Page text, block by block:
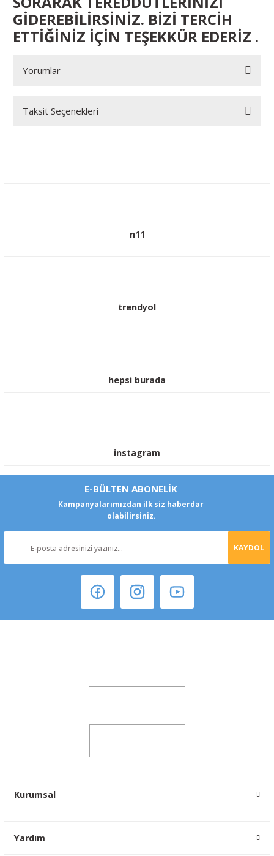
GİDEREBİLİRSİNİZ. BİZİ TERCİH
ETTİĞİNİZ İÇİN TEŞEKKÜR EDERİZ .
Yorumlar
Bu ürüne ilk yorumu siz yapın!
Taksit Seçenekleri
n11
trendyol
hepsi burada
instagram
E-BÜLTEN ABONELİK
Kampanyalarımızdan ilk siz haberdar
olabilirsiniz.
KAYDOL
Kurumsal
Yardım